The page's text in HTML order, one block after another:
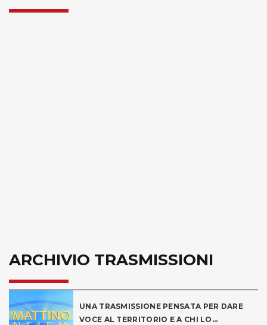
ARCHIVIO TRASMISSIONI
UNA TRASMISSIONE PENSATA PER DARE
VOCE AL TERRITORIO E A CHI LO...